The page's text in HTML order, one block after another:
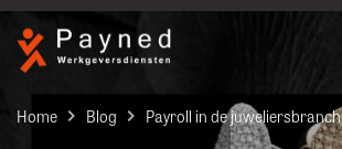
Home Blog Payroll in de